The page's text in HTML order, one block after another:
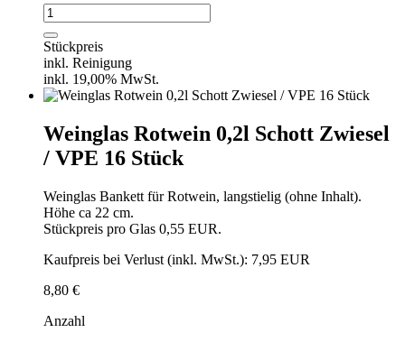
Weinglas
Rotwein
0,2l
Schott
Zwiesel
/
Menge
Stückpreis
inkl. Reinigung
inkl. 19,00% MwSt.
Weinglas Rotwein 0,2l Schott Zwiesel
/ VPE 16 Stück
Weinglas Bankett für Rotwein, langstielig (ohne Inhalt).
Höhe ca 22 cm.
Stückpreis pro Glas 0,55 EUR.
Kaufpreis bei Verlust (inkl. MwSt.): 7,95 EUR
8,80 €
Anzahl